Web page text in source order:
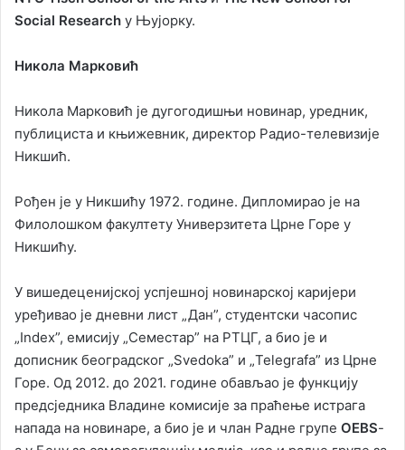
Social Research у Њујорку.
Никола Марковић
Никола Марковић је дугогодишњи новинар, уредник,
публициста и књижевник, директор Радио-телевизије
Никшић.
Рођен је у Никшићу 1972. године. Дипломирао је на
Филолошком факултету Универзитета Црне Горе у
Никшићу.
У вишедеценијској успјешној новинарској каријери
уређивао је дневни лист „Дан”, студентски часопис
„Index”, емисију „Семестар” на РТЦГ, а био је и
дописник београдског „Svedoka” и „Telegrafa” из Црне
Горе. Од 2012. до 2021. године обављао је функцију
предсједника Владине комисије за праћење истрага
напада на новинаре, а био је и члан Радне групе OEBS-